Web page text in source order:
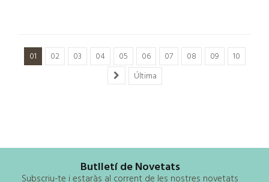
01 02 03 04 05 06 07 08 09
10
Última
Butlletí de Novetats
Subscriu-te i estaràs al corrent de les nostres novetats